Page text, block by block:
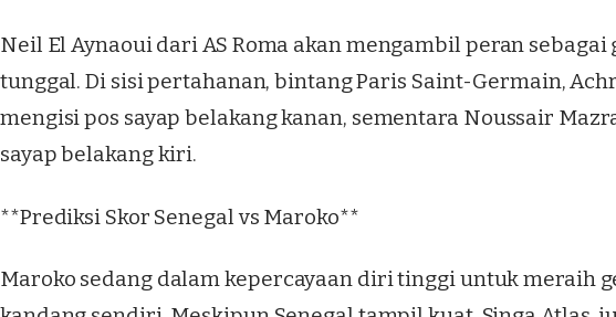
Neil El Aynaoui dari AS Roma akan mengambil peran
tunggal. Di sisi pertahanan, bintang Paris Saint-Germain,
mengisi pos sayap belakang kanan, sementara Noussair
sayap belakang kiri.
**Prediksi Skor Senegal vs Maroko**
Maroko sedang dalam kepercayaan diri tinggi untuk meraih